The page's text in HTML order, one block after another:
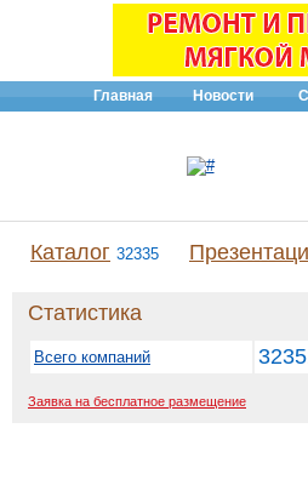
Главная Новости
Каталог 32335
Статистика
Всего компаний
Заявка на бесплатное размещение